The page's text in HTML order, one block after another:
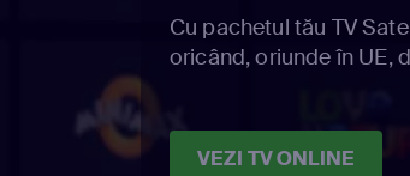
Cu pachetul tău TV
oricând, oriunde în UE,
VEZI TV ONLINE